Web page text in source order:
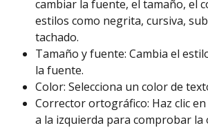
cambiar la fuente, el tamaño, el
estilos como negrita, cursiva,
tachado.
Tamaño y fuente: Cambia el
la fuente.
Color: Selecciona un color de
Corrector ortográfico: Haz clic
a la izquierda para comprobar